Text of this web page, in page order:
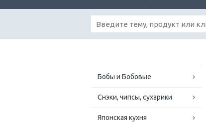
Бобы и Бобовые
Снэки, чипсы, сухарики
Японская кухня